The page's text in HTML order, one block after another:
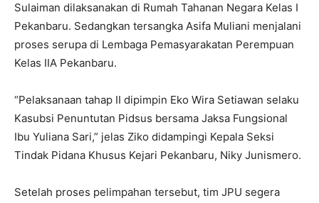
Sulaiman dilaksanakan di Rumah Tahanan Negara Kelas I
Pekanbaru. Sedangkan tersangka Asifa Muliani menjalani
proses serupa di Lembaga Pemasyarakatan Perempuan
Kelas IIA Pekanbaru.
“Pelaksanaan tahap II dipimpin Eko Wira Setiawan selaku
Kasubsi Penuntutan Pidsus bersama Jaksa Fungsional
Ibu Yuliana Sari,” jelas Ziko didampingi Kepala Seksi
Tindak Pidana Khusus Kejari Pekanbaru, Niky Junismero.
Setelah proses pelimpahan tersebut, tim JPU segera